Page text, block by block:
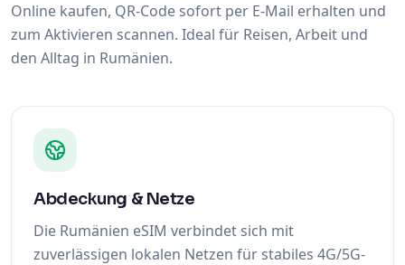
Online kaufen, QR-Code sofort per E-Mail erhalten und
zum Aktivieren scannen. Ideal für Reisen, Arbeit und
den Alltag in Rumänien.
Abdeckung & Netze
Die Rumänien eSIM verbindet sich mit
zuverlässigen lokalen Netzen für stabiles 4G/5G-